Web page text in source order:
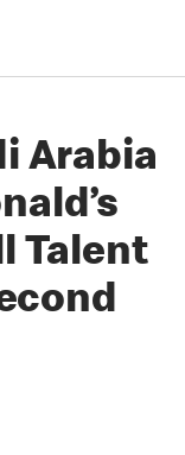
Arabia
Talent